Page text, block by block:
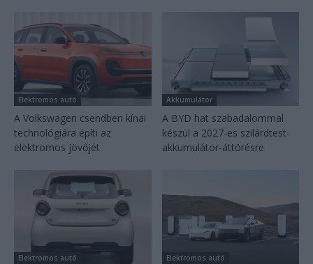
Elektromos autó
A Volkswagen csendben kínai
technológiára építi az
elektromos jövőjét
Akkumulátor
A BYD hat szabadalommal
készül a 2027-es szilárdtest-
akkumulátor-áttörésre
Elektromos autó Elektromos autó